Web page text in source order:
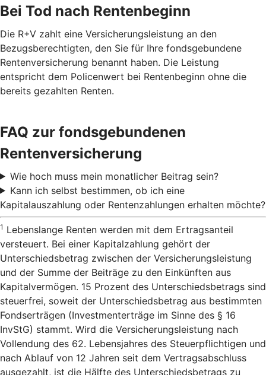
Bei Tod nach Rentenbeginn
Die R+V zahlt eine Versicherungsleistung an den
Bezugsberechtigten, den Sie für Ihre fondsgebundene
Rentenversicherung benannt haben. Die Leistung
entspricht dem Policenwert bei Rentenbeginn ohne die
bereits gezahlten Renten.
FAQ zur fondsgebundenen
Rentenversicherung
Wie hoch muss mein monatlicher Beitrag sein?
Kann ich selbst bestimmen, ob ich eine
Kapitalauszahlung oder Rentenzahlungen erhalten möchte?
1 Lebenslange Renten werden mit dem Ertragsanteil
versteuert. Bei einer Kapitalzahlung gehört der
Unterschiedsbetrag zwischen der Versicherungsleistung
und der Summe der Beiträge zu den Einkünften aus
Kapitalvermögen. 15 Prozent des Unterschiedsbetrags sind
steuerfrei, soweit der Unterschiedsbetrag aus bestimmten
Fondserträgen (Investmenterträge im Sinne des § 16
InvStG) stammt. Wird die Versicherungsleistung nach
Vollendung des 62. Lebensjahres des Steuerpflichtigen und
nach Ablauf von 12 Jahren seit dem Vertragsabschluss
ausgezahlt, ist die Hälfte des Unterschiedsbetrags zu